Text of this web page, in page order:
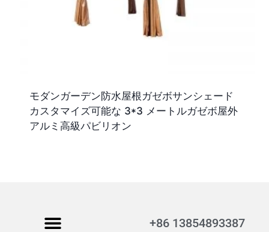
モダンガーデン防水屋根ガゼボサンシェード
カスタマイズ可能な 3*3 メートルガゼボ屋外
アルミ高級パビリオン
+86 13854893387